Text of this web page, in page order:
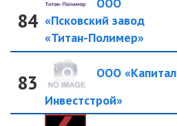
84 «Псковский завод
«Титан-Полимер»
83
ООО «Капитал
Инвестстрой»